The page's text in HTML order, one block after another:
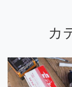
カ